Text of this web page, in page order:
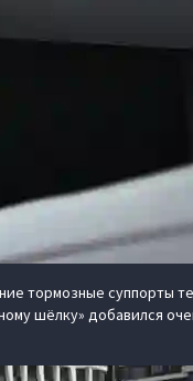
тормозные суппорты
шёлку» добавился